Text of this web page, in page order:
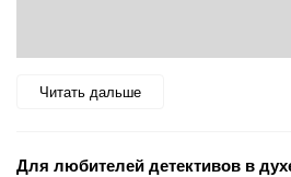
Читать дальше
Для любителей детективов в